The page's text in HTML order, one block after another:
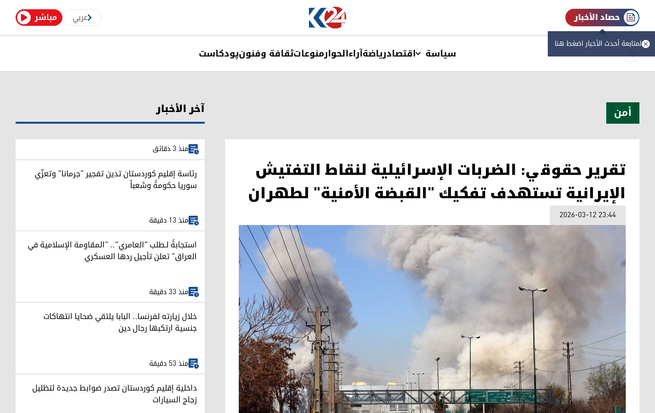
مباشر عربي حصاد الأخبار
لمتابعة أحدث الأخبار اضغط هنا
سیاسة اقتصادریاضةآراءالحوارمنوعاتثقافة وفنونپودکاست
أمن
تقرير حقوقي: الضربات الإسرائيلية لنقاط التفتيش
الإيرانية تستهدف تفكيك "القبضة الأمنية" لطهران
2026-03-12 23:44
آخر الأخبار
منذ 3 دقائق
رئاسة إقليم كوردستان تدين تفجير "جرمانا" وتعزّي
سوريا حكومةً وشعباً
منذ 13 دقيقة
استجابةً لـطلب "العامري".. "المقاومة الإسلامية في
العراق" تعلن تأجيل ردها العسكري
منذ 33 دقيقة
خلال زيارته لفرنسا.. البابا يلتقي ضحايا انتهاكات
جنسية ارتكبها رجال دين
منذ 53 دقيقة
داخلية إقليم كوردستان تصدر ضوابط جديدة لتظليل
زجاج السيارات